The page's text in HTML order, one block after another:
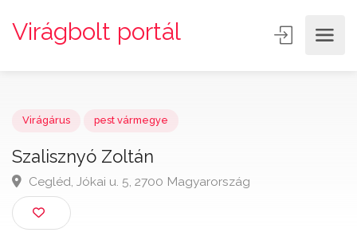
Virágbolt portál
Szalisznyó Zoltán
Cegléd, Jókai u. 5, 2700 Magyarország